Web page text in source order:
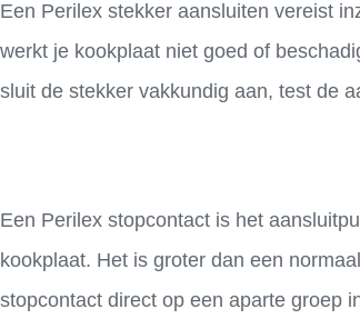
Een Perilex stekker aansluiten vereist
werkt je kookplaat niet goed of
sluit de stekker vakkundig aan, test de
Een Perilex stopcontact is het
kookplaat. Het is groter dan een
stopcontact direct op een aparte groep